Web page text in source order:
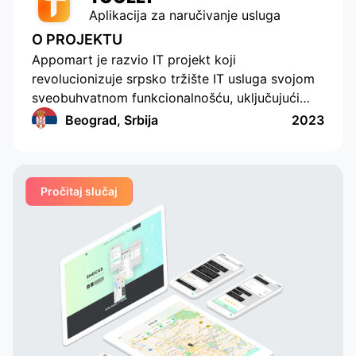
Aplikacija za naručivanje usluga
O PROJEKTU
Appomart je razvio IT projekt koji
revolucionizuje srpsko tržište IT usluga svojom
sveobuhvatnom funkcionalnošću, uključujući
mogućnost formiranja odgovora sa sopstvenom
sistema za plaćanje, jasan dizajn, razumljiv
interfejs, praktičan i funkcionalan administrativni
deo za korporativne klijente, praktičan sistem
međusobnog obračuna i ugrađenu analitiku.
Ovaj projekat sigurno će izazvati postojeće
stanje stvari.
Beograd, Srbija 2023
Pročitaj slučaj